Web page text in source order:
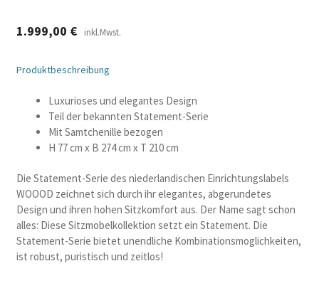
1.999,00 € inkl.Mwst.
Produktbeschreibung
Luxurioses und elegantes Design
Teil der bekannten Statement-Serie
Mit Samtchenille bezogen
H 77 cm x B 274 cm x T 210 cm
Die Statement-Serie des niederlandischen Einrichtungslabels
WOOOD zeichnet sich durch ihr elegantes, abgerundetes
Design und ihren hohen Sitzkomfort aus. Der Name sagt schon
alles: Diese Sitzmobelkollektion setzt ein Statement. Die
Statement-Serie bietet unendliche Kombinationsmoglichkeiten,
ist robust, puristisch und zeitlos!